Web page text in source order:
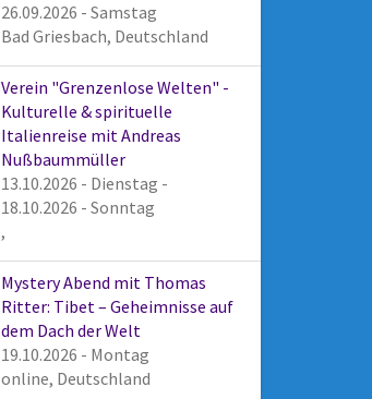
26.09.2026 - Samstag
Bad Griesbach, Deutschland
Verein "Grenzenlose Welten" -
Kulturelle & spirituelle
Italienreise mit Andreas
Nußbaummüller
13.10.2026 - Dienstag -
18.10.2026 - Sonntag
,
Mystery Abend mit Thomas
Ritter: Tibet – Geheimnisse auf
dem Dach der Welt
19.10.2026 - Montag
online, Deutschland